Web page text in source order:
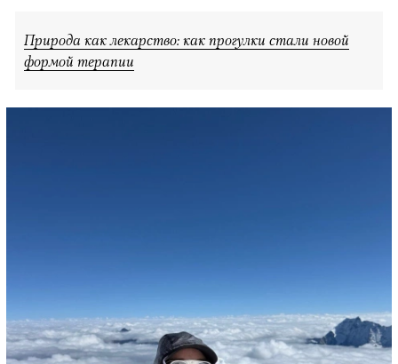
Природа как лекарство: как прогулки стали новой
формой терапии